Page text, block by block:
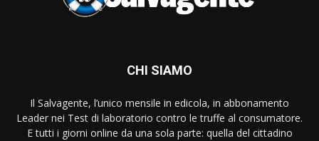
CHI SIAMO
Il Salvagente, l’unico mensile in edicola, in abbonamento
Leader nei Test di laboratorio contro le truffe al consumatore.
E tutti i giorni online da una sola parte: quella del cittadino